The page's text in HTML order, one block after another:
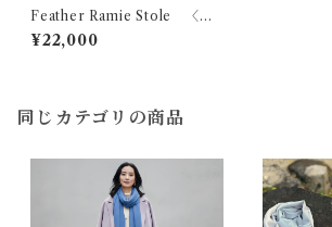
Feather Ramie Stole 〈Mi
dnight Blue〉
¥22,000
同じカテゴリの商品